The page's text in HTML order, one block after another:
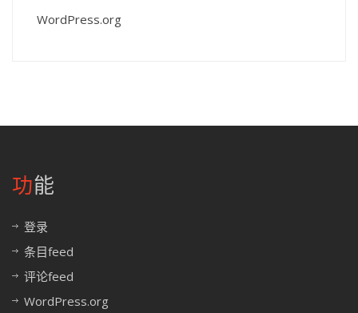
WordPress.org
功能
登录
条目feed
评论feed
WordPress.org